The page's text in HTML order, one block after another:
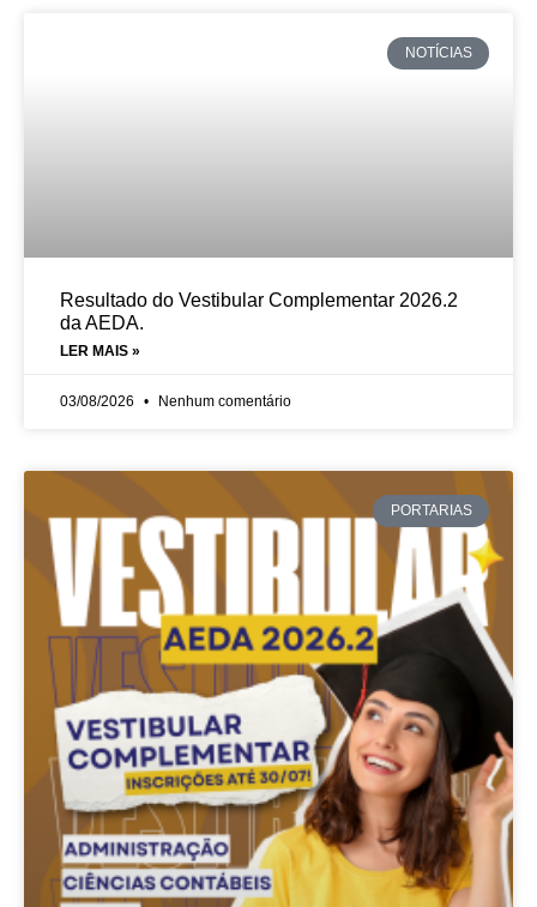
NOTÍCIAS
Resultado do Vestibular Complementar 2026.2
da AEDA.
LER MAIS »
03/08/2026 Nenhum comentário
PORTARIAS